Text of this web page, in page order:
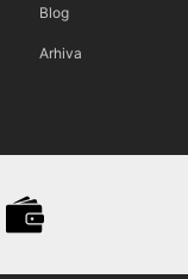
Blog
Arhiva